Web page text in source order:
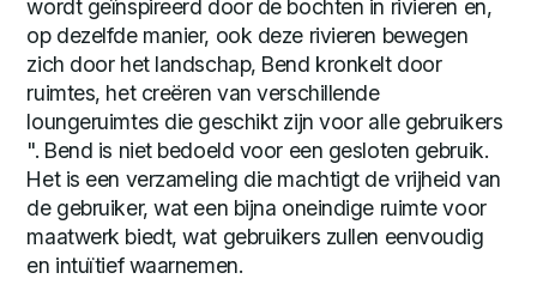
wordt geïnspireerd door de bochten in rivieren en,
op dezelfde manier, ook deze rivieren bewegen
zich door het landschap, Bend kronkelt door
ruimtes, het creëren van verschillende
loungeruimtes die geschikt zijn voor alle gebruikers
". Bend is niet bedoeld voor een gesloten gebruik.
Het is een verzameling die machtigt de vrijheid van
de gebruiker, wat een bijna oneindige ruimte voor
maatwerk biedt, wat gebruikers zullen eenvoudig
en intuïtief waarnemen.